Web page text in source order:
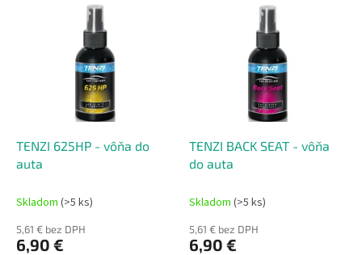
TENZI 625HP - vôňa do
auta
Skladom (>5 ks)
5,61 € bez DPH
6,90 €
TENZI BACK SEAT - vôňa
do auta
Skladom (>5 ks)
5,61 € bez DPH
6,90 €